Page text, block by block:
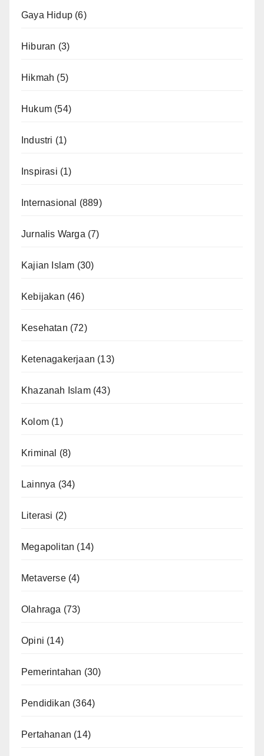
Gaya Hidup (6)
Hiburan (3)
Hikmah (5)
Hukum (54)
Industri (1)
Inspirasi (1)
Internasional (889)
Jurnalis Warga (7)
Kajian Islam (30)
Kebijakan (46)
Kesehatan (72)
Ketenagakerjaan (13)
Khazanah Islam(43)
Kolom (1)
Kriminal (8)
Lainnya (34)
Literasi (2)
Megapolitan (14)
Metaverse(4)
Olahraga (73)
Opini (14)
Pemerintahan (30)
Pendidikan (364)
Pertahanan (14)